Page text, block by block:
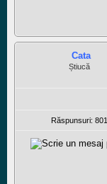
Cata
Știucă
Răspunsuri: 801